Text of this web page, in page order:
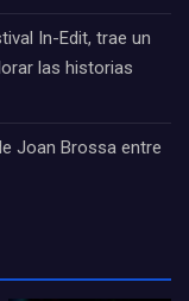
In-Edit, trae un
las historias
Joan Brossa entre